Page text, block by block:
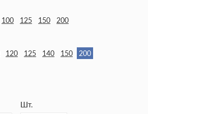
100 125 150 200
120 125 140 150 200
Шт.